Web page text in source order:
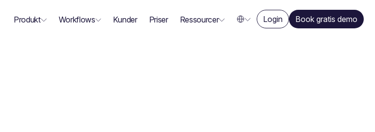
Produkt Workflows Kunder Priser Ressourcer Login Book gratis demo